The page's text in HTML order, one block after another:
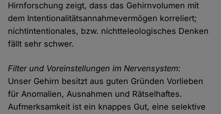
Hirnforschung zeigt, dass das Gehirnvolumen mit
dem Intentionalitätsannahmevermögen korreliert;
nichtintentionales, bzw. nichtteleologisches Denken
fällt sehr schwer.
Filter und Voreinstellungen im Nervensystem:
Unser Gehirn besitzt aus guten Gründen Vorlieben
für Anomalien, Ausnahmen und Rätselhaftes.
Aufmerksamkeit ist ein knappes Gut, eine selektive